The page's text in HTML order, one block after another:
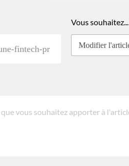
Vous souhaitez...